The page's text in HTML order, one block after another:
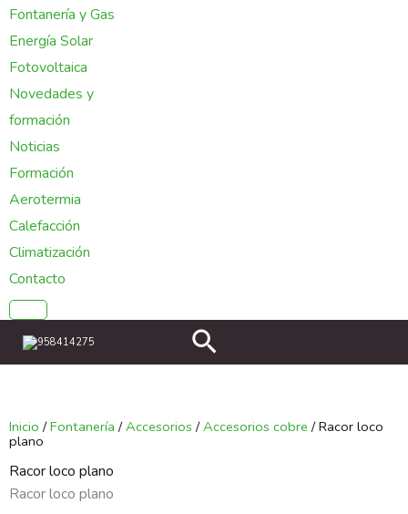
Fontanería y Gas
Energía Solar
Fotovoltaica
Novedades y
formación
Noticias
Formación
Aerotermia
Calefacción
Climatización
Contacto
958414275 Buscar
Inicio /Fontanería /Accesorios /Accesorios cobre / Racor loco
plano
Racor loco plano
Racor loco plano